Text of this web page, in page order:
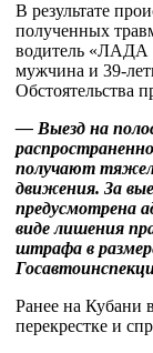
В результате
полученных
водитель «ЛАДА
мужчина и 39-
Обстоятельства
— Выезд на
получают
движения. За
предусмотрена
виде лишения
штрафа в
Ранее на Кубани
перекрестке и